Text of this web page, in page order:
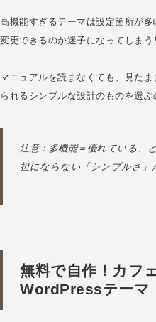
高機能すぎるテーマは設定箇所が
変更できるのか迷子になってしまう
マニュアルを読まなくても、見た
られるシンプルな設計のものを選ぶ
注意：多機能＝優れている、
担にならない「シンプルさ」
無料で自作！カフ
WordPressテーマ